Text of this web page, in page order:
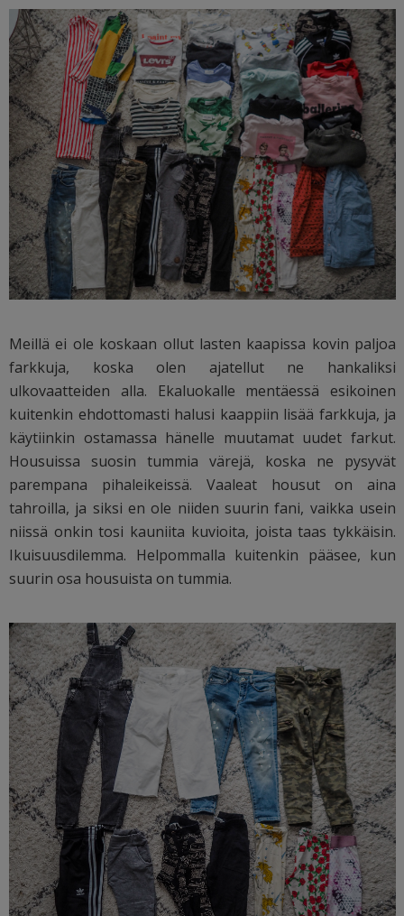
Meillä ei ole koskaan ollut lasten kaapissa kovin paljoa
farkkuja, koska olen ajatellut ne hankaliksi
ulkovaatteiden alla. Ekaluokalle mentäessä esikoinen
kuitenkin ehdottomasti halusi kaappiin lisää farkkuja, ja
käytiinkin ostamassa hänelle muutamat uudet farkut.
Housuissa suosin tummia värejä, koska ne pysyvät
parempana pihaleikeissä. Vaaleat housut on aina
tahroilla, ja siksi en ole niiden suurin fani, vaikka usein
niissä onkin tosi kauniita kuvioita, joista taas tykkäisin.
Ikuisuusdilemma. Helpommalla kuitenkin pääsee, kun
suurin osa housuista on tummia.